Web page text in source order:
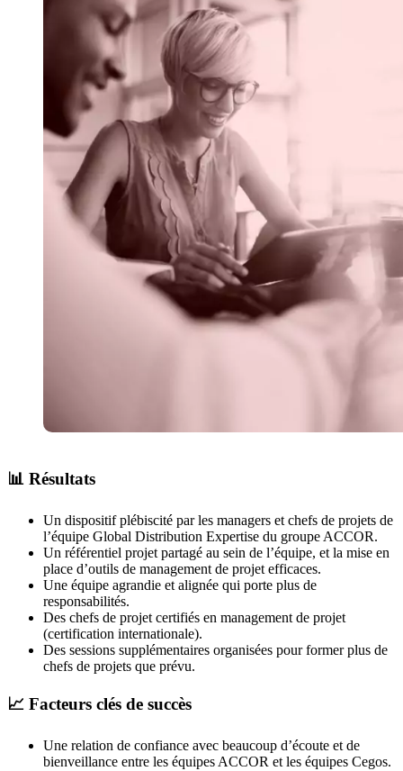
📊 Résultats
Un dispositif plébiscité par les managers et chefs de projets de
l’équipe Global Distribution Expertise du groupe ACCOR.
Un référentiel projet partagé au sein de l’équipe, et la mise en
place d’outils de management de projet efficaces.
Une équipe agrandie et alignée qui porte plus de
responsabilités.
Des chefs de projet certifiés en management de projet
(certification internationale).
Des sessions supplémentaires organisées pour former plus de
chefs de projets que prévu.
📈 Facteurs clés de succès
Une relation de confiance avec beaucoup d’écoute et de
bienveillance entre les équipes ACCOR et les équipes Cegos.